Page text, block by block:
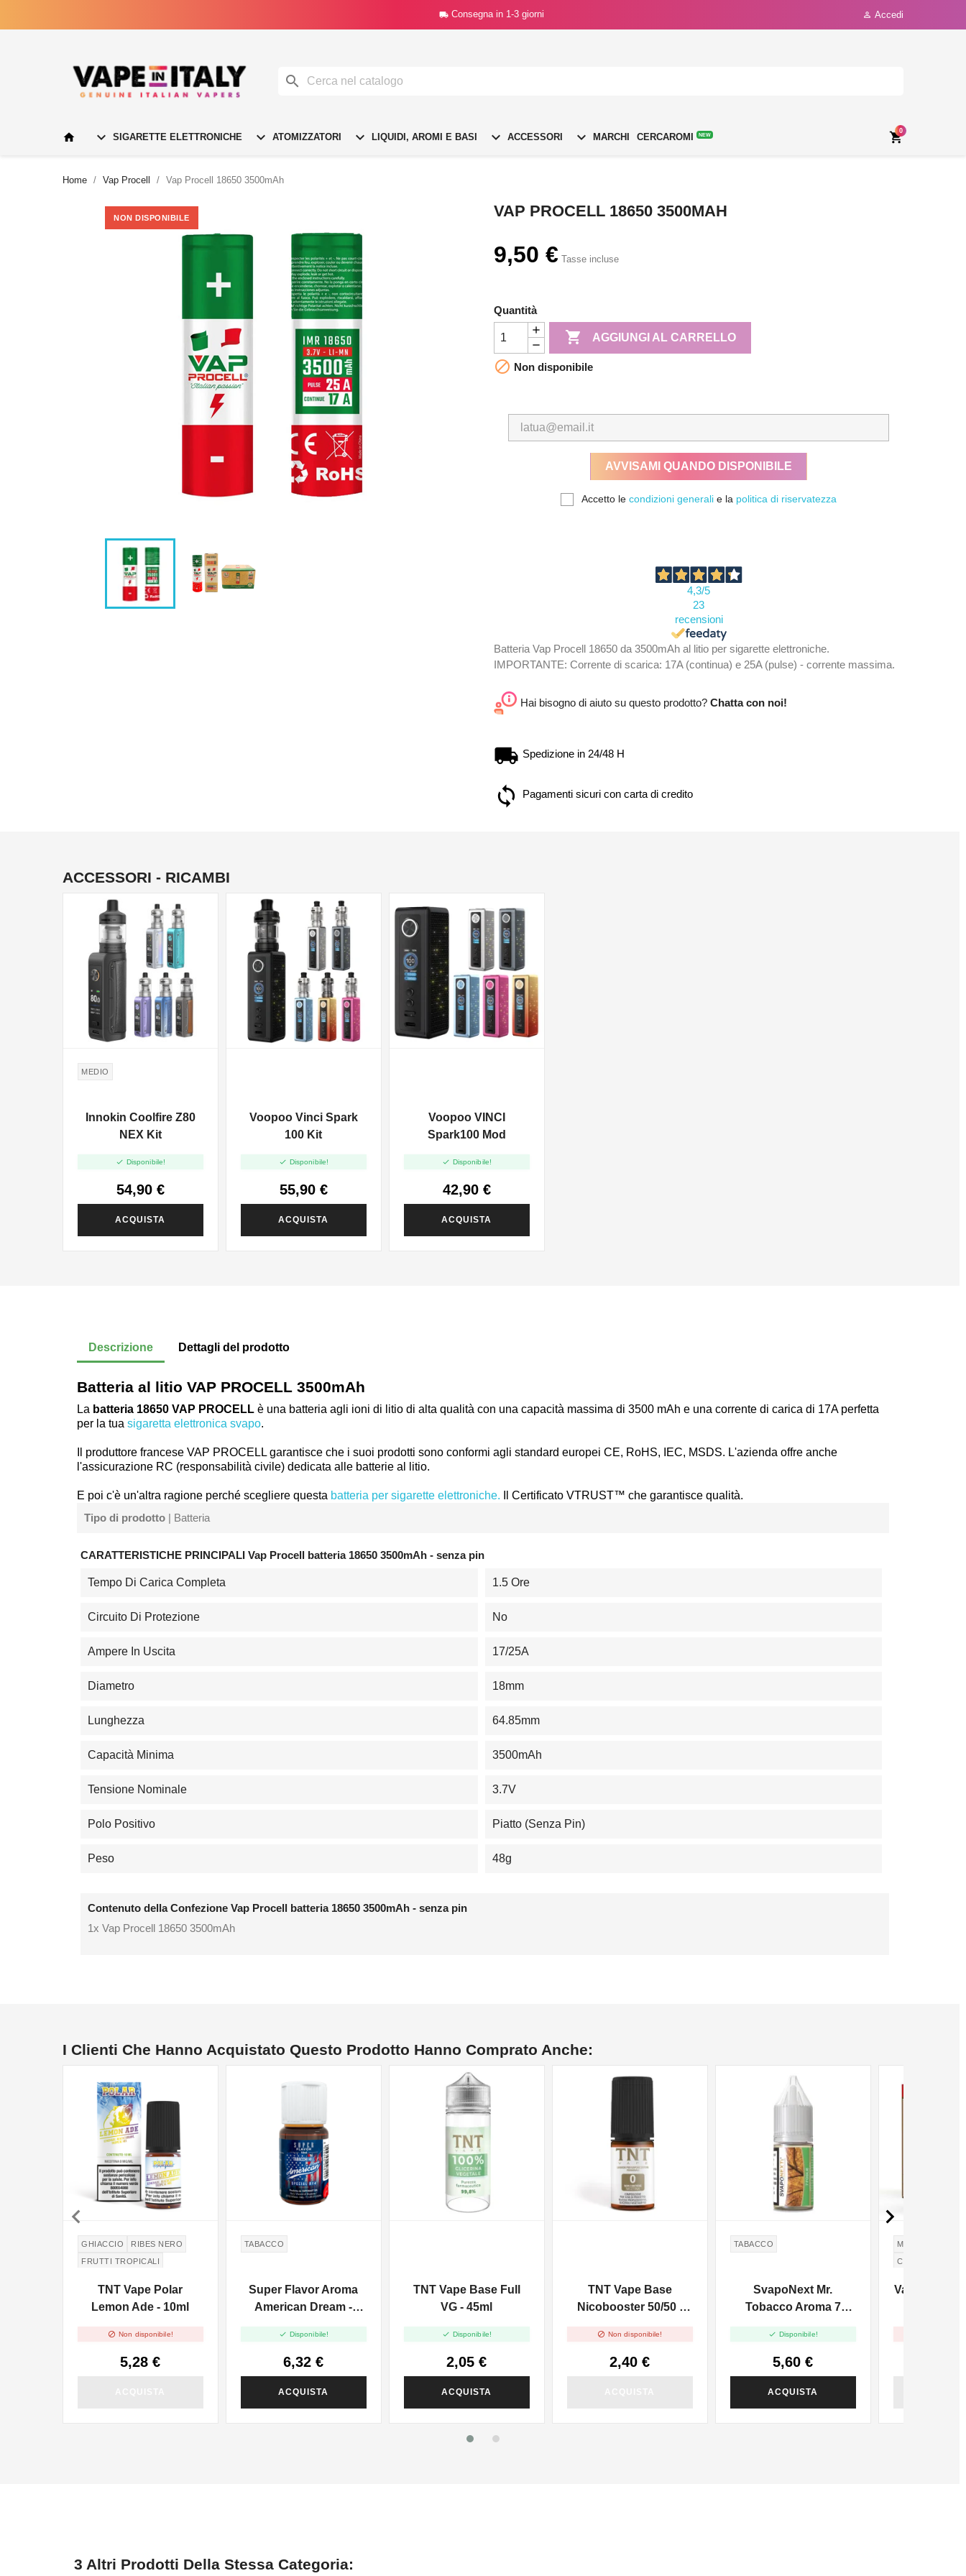
 Consegna in 1-3 giorni  Accedi

  SIGARETTE ELETTRONICHE  ATOMIZZATORI  LIQUIDI, AROMI E BASI  ACCESSORI  MARCHI CERCAROMI NEW 
0
Home Vap Procell Vap Procell 18650 3500mAh
NON DISPONIBILE VAP PROCELL 18650 3500MAH
9,50 € Tasse incluse
Quantità
 AGGIUNGI AL CARRELLO
 Non disponibile
AVVISAMI QUANDO DISPONIBILE
Accetto le condizioni generali e la politica di riservatezza
4,3/5
23
recensioni
Batteria Vap Procell 18650 da 3500mAh al litio per sigarette elettroniche.
IMPORTANTE: Corrente di scarica: 17A (continua) e 25A (pulse) - corrente massima.
Hai bisogno di aiuto su questo prodotto? Chatta con noi!
Spedizione in 24/48 H
Pagamenti sicuri con carta di credito
ACCESSORI - RICAMBI
MEDIO
Innokin Coolfire Z80
NEX Kit
 Disponibile!
54,90 €
ACQUISTA
Voopoo Vinci Spark
100 Kit
 Disponibile!
55,90 €
ACQUISTA
Voopoo VINCI
Spark100 Mod
 Disponibile!
42,90 €
ACQUISTA
Descrizione Dettagli del prodotto
Batteria al litio VAP PROCELL 3500mAh
La batteria 18650 VAP PROCELL è una batteria agli ioni di litio di alta qualità con una capacità massima di 3500 mAh e una corrente di carica di 17A perfetta
per la tua sigaretta elettronica svapo.
Il produttore francese VAP PROCELL garantisce che i suoi prodotti sono conformi agli standard europei CE, RoHS, IEC, MSDS. L'azienda offre anche
l'assicurazione RC (responsabilità civile) dedicata alle batterie al litio.
E poi c'è un'altra ragione perché scegliere questa batteria per sigarette elettroniche. Il Certificato VTRUST™ che garantisce qualità.
Tipo di prodotto | Batteria
CARATTERISTICHE PRINCIPALI Vap Procell batteria 18650 3500mAh - senza pin
Tempo Di Carica Completa 1.5 Ore
Circuito Di Protezione No
Ampere In Uscita 17/25A
Diametro 18mm
Lunghezza 64.85mm
Capacità Minima 3500mAh
Tensione Nominale 3.7V
Polo Positivo Piatto (senza Pin)
Peso 48g
Contenuto della Confezione Vap Procell batteria 18650 3500mAh - senza pin
1x Vap Procell 18650 3500mAh
I Clienti Che Hanno Acquistato Questo Prodotto Hanno Comprato Anche:
GHIACCIO
RIBES NERO
FRUTTI TROPICALI
TNT Vape Polar
Lemon Ade - 10ml
 Non disponibile!
5,28 €
TABACCO
Super Flavor Aroma
American Dream -
 Disponibile!
6,32 €
ACQUISTA
TNT Vape Base Full
VG - 45ml
 Disponibile!
2,05 €
ACQUISTA
TNT Vape Base
Nicobooster 50/50 -
 Non disponibile!
2,40 €
TABACCO
SvapoNext Mr.
Tobacco Aroma 7
 Disponibile!
5,60 €
ACQUISTA
MANDORLE
CIOCCOLATO
CHEESECAKE
Vaporart
 
3 Altri Prodotti Della Stessa Categoria: